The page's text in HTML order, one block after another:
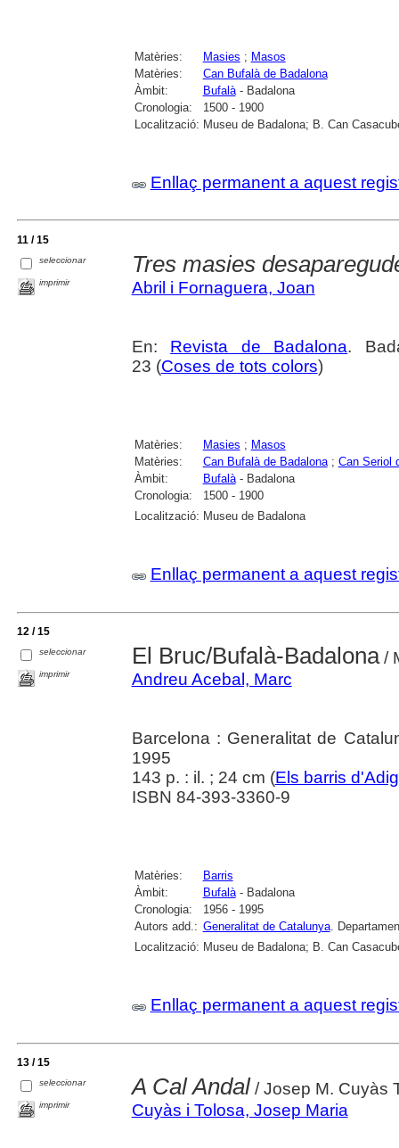
Matèries: Masies ; Masos
Matèries:
Can Bufalà de Badalona
Àmbit:
Bufalà- Badalona
Cronologia:
1500 - 1900
Localització: Museu de Badalona; B. Can
Enllaç permanent a aquest
11 / 15
seleccionar
imprimir
Tres masies
Abril i Fornaguera, Joan
En: Revista de Badalona.
23 (Coses de tots colors)
Matèries: Masies ; Masos
Matèries:
Can Bufalà de Badalona; Can Seriol
Àmbit:
Bufalà- Badalona
Cronologia:
1500 - 1900
Localització: Museu de Badalona
Enllaç permanent a aquest
12 / 15
seleccionar
imprimir
El Bruc/Bufalà-Badalona/
Andreu Acebal, Marc
Barcelona : Generalitat de
1995
143 p. : il. ; 24 cm (Els barris
ISBN 84-393-3360-9
Matèries:
Barris
Àmbit:
Bufalà- Badalona
Cronologia:
1956 - 1995
Autors add.: Generalitat de Catalunya.
Localització: Museu de Badalona; B. Can
Enllaç permanent a aquest
13 / 15
seleccionar
imprimir
A Cal Andal/ Josep M. Cuyàs
Cuyàs i Tolosa, Josep Maria